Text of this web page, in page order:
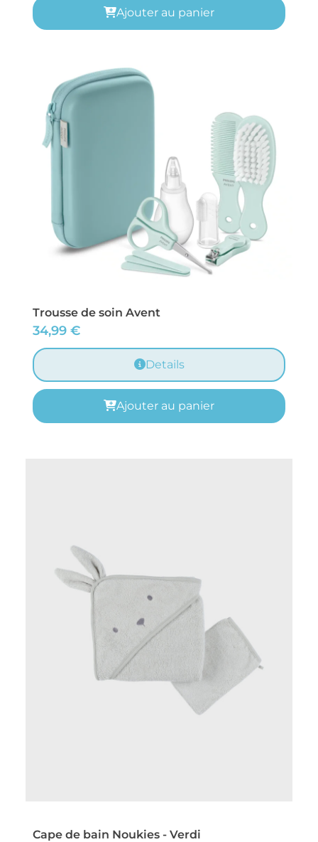
Ajouter au panier
Trousse de soin Avent
34,99 €
Details
Ajouter au panier
Cape de bain Noukies - Verdi